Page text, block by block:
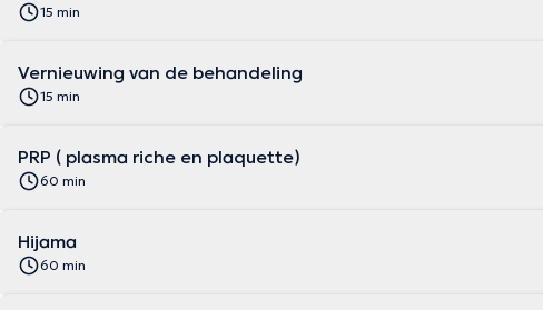
15 min
Vernieuwing van de behandeling
15 min
PRP ( plasma riche en plaquette)
60 min
Hijama
60 min